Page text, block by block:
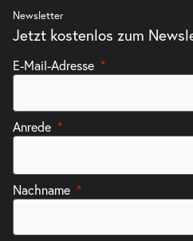
Newsletter
Jetzt kostenlos zum
E-Mail-Adresse
Anrede
Nachname